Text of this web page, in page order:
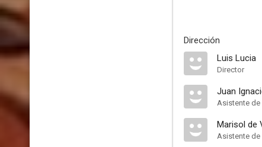
Dirección
Luis Lucia
Director
Juan
Asistente de
Marisol de
Asistente de